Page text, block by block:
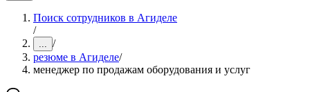
Поиск сотрудников в Агиделе
/
... /
резюме в Агиделе/
менеджер по продажам оборудования и услуг